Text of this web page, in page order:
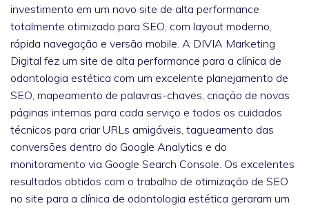
investimento em um novo site de alta performance
totalmente otimizado para SEO, com layout moderno,
rápida navegação e versão mobile. A DIVIA Marketing
Digital fez um site de alta performance para a clínica de
odontologia estética com um excelente planejamento de
SEO, mapeamento de palavras-chaves, criação de novas
páginas internas para cada serviço e todos os cuidados
técnicos para criar URLs amigáveis, tagueamento das
conversões dentro do Google Analytics e do
monitoramento via Google Search Console. Os excelentes
resultados obtidos com o trabalho de otimização de SEO
no site para a clínica de odontologia estética geraram um